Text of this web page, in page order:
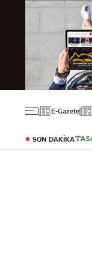
E-Gazete
SON DAKİKA
Politika